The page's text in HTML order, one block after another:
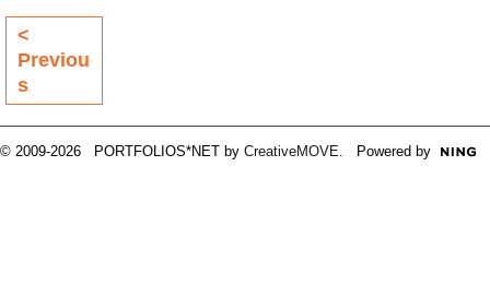
<
Previou
s
© 2009-2026 PORTFOLIOS*NET by CreativeMOVE . Powered by